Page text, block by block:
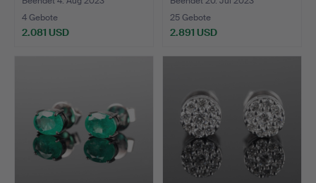
4 Gebote
2.081 USD
25 Gebote
2.891 USD